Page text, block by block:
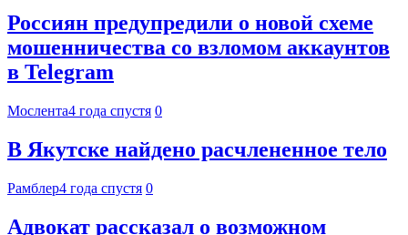
Россиян предупредили о новой схеме
мошенничества со взломом аккаунтов
в Telegram
Мослента4 года спустя 0
В Якутске найдено расчлененное тело
Рамблер4 года спустя 0
Адвокат рассказал о возможном